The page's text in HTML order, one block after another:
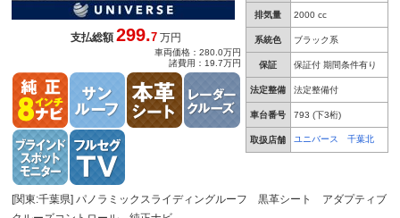
排気量 2000 cc
系統色 ブラック系
保証 保証付 期間条件有り
法定整備 法定整備付
車台番号 793 (下3桁)
取扱店舗 ユニバース 千葉北
支払総額299.7 万円
車両価格：280.0万円
諸費用：19.7万円
[関東:千葉県] パノラミックスライディングルーフ 黒革シート アダプティブ